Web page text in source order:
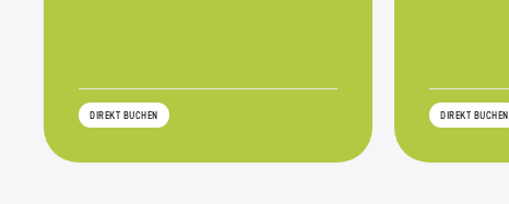
DIREKT BUCHEN DIREKT BUCHEN